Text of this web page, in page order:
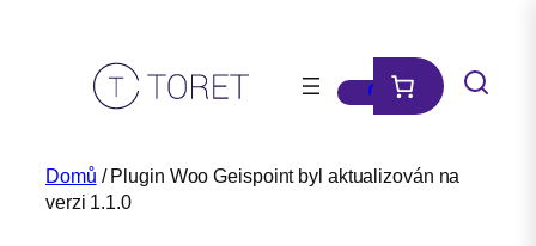
Domů / Plugin Woo Geispoint byl aktualizován na
verzi 1.1.0